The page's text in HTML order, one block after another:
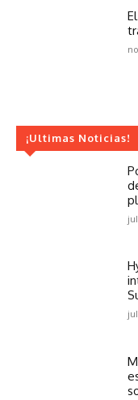
¡Ultimas Noticias!